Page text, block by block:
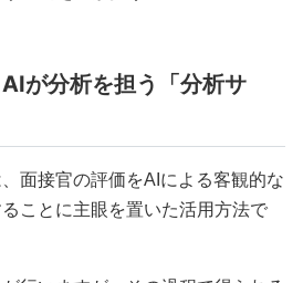
が分析を担う「分析サ
、面接官の評価をAIによる客観的な
ことに主眼を置いた活用方法で